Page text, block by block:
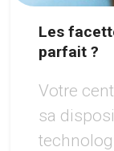
Les
parfait ?
Votre
sa